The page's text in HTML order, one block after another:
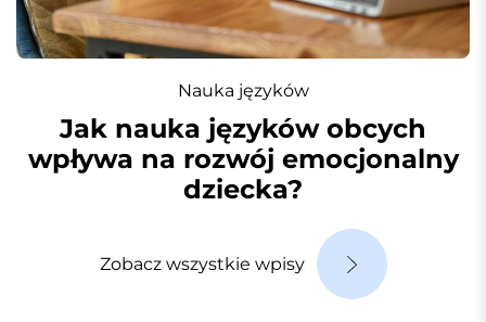
Nauka języków
Jak nauka języków obcych
wpływa na rozwój emocjonalny
dziecka?
Zobacz wszystkie wpisy